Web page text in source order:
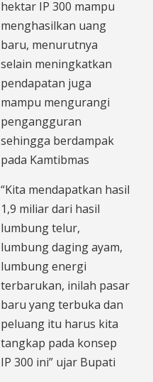
hektar IP 300 mampu
menghasilkan uang
baru, menurutnya
selain meningkatkan
pendapatan juga
mampu mengurangi
pengangguran
sehingga berdampak
pada Kamtibmas
“Kita mendapatkan hasil
1,9 miliar dari hasil
lumbung telur,
lumbung daging ayam,
lumbung energi
terbarukan, inilah pasar
baru yang terbuka dan
peluang itu harus kita
tangkap pada konsep
IP 300 ini” ujar Bupati